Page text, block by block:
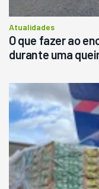
Atualidades
O que fazer ao
durante uma